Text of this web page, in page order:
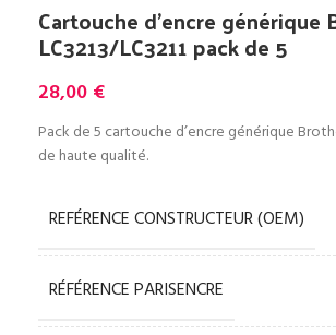
Cartouche d’encre générique
LC3213/LC3211 pack de 5
28,00 €
Pack de 5 cartouche d’encre générique
de haute qualité.
REFÉRENCE CONSTRUCTEUR (OEM)
RÉFÉRENCE PARISENCRE